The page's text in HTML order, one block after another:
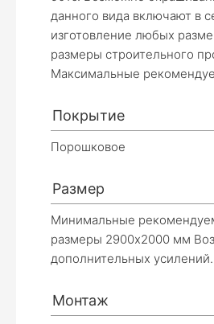
данного вида включают в
изготовление любых
размеры строительного
Максимальные
Покрытие
Порошковое
Размер
Минимальные
размеры 2900х2000 мм
дополнительных
Монтаж